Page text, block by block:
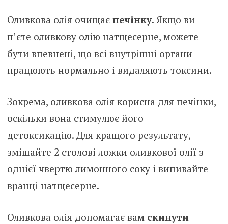
Оливкова олія очищає печінку. Якщо ви
п’єте оливкову олію натщесерце, можете
бути впевнені, що всі внутрішні органи
працюють нормально і видаляють токсини.
Зокрема, оливкова олія корисна для печінки,
оскільки вона стимулює його
детоксикацію. Для кращого результату,
змішайте 2 столові ложки оливкової олії з
однієї чвертю лимонного соку і випивайте
вранці натщесерце.
Оливкова олія допомагає вам скинути